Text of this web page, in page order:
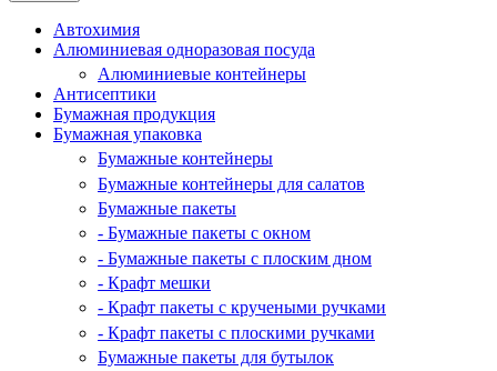
Автохимия
Алюминиевая одноразовая посуда
Алюминиевые контейнеры
Антисептики
Бумажная продукция
Бумажная упаковка
Бумажные контейнеры
Бумажные контейнеры для салатов
Бумажные пакеты
- Бумажные пакеты с окном
- Бумажные пакеты с плоским дном
- Крафт мешки
- Крафт пакеты с кручеными ручками
- Крафт пакеты с плоскими ручками
Бумажные пакеты для бутылок